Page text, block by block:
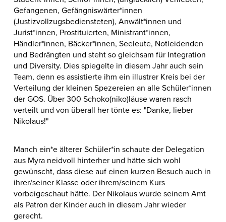
Gefangenen, Gefängniswärter*innen
(Justizvollzugsbediensteten), Anwält*innen und
Jurist*innen, Prostituierten, Ministrant*innen,
Händler*innen, Bäcker*innen, Seeleute, Notleidenden
und Bedrängten und steht so gleichsam für Integration
und Diversity. Dies spiegelte in diesem Jahr auch sein
Team, denn es assistierte ihm ein illustrer Kreis bei der
Verteilung der kleinen Spezereien an alle Schüler*innen
der GOS. Über 300 Schoko(niko)läuse waren rasch
verteilt und von überall her tönte es: "Danke, lieber
Nikolaus!"
Manch ein*e älterer Schüler*in schaute der Delegation
aus Myra neidvoll hinterher und hätte sich wohl
gewünscht, dass diese auf einen kurzen Besuch auch in
ihrer/seiner Klasse oder ihrem/seinem Kurs
vorbeigeschaut hätte. Der Nikolaus wurde seinem Amt
als Patron der Kinder auch in diesem Jahr wieder
gerecht.